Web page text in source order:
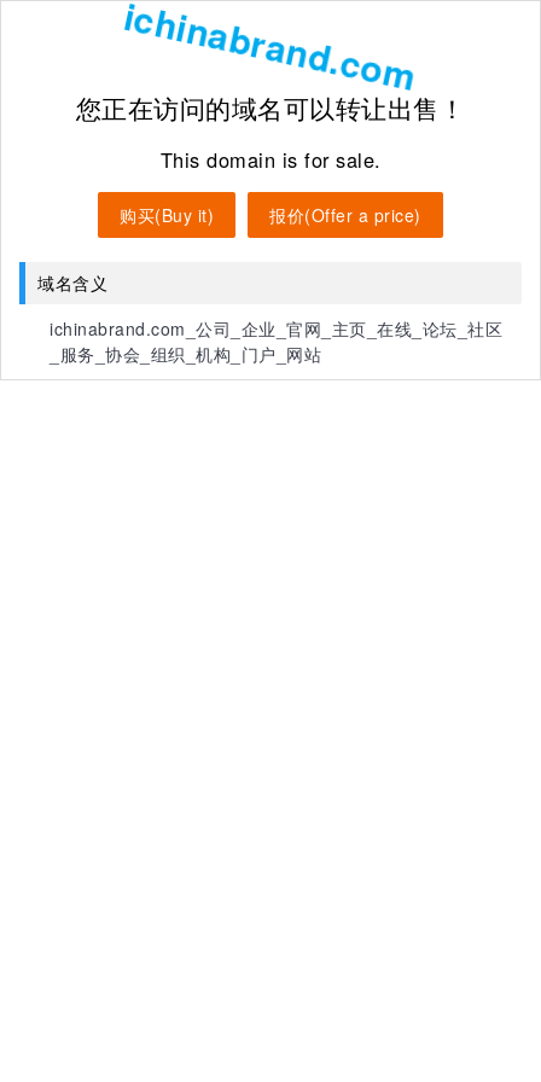
ichinabrand.com
您正在访问的域名可以转让出售！
This domain is for sale.
购买(Buy it) 报价(Offer a price)
域名含义
ichinabrand.com_公司_企业_官网_主页_在线_论坛_社区
_服务_协会_组织_机构_门户_网站